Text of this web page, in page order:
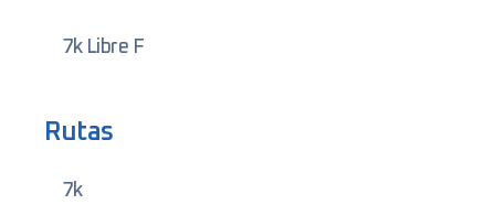
7k Libre F
Rutas
7k